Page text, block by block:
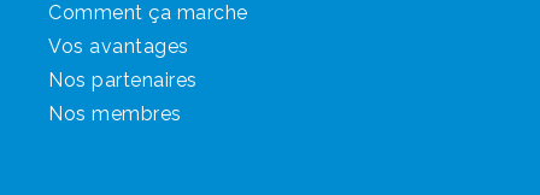
Comment ça marche
Vos avantages
Nos partenaires
Nos membres